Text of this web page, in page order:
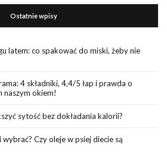
Ostatnie wpisy
latem: co spakować do miski, żeby nie
4 składniki, 4,4/5 łap i prawda o
naszym okiem!
sytość bez dokładania kalorii?
Czy oleje w psiej diecie są